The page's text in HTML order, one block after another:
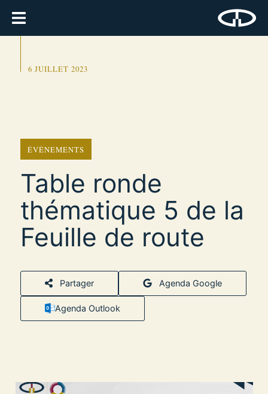
6 JUILLET 2023
ÉVÉNEMENTS
Table ronde
thématique 5 de la
Feuille de route
Partager Agenda Google
Agenda Outlook